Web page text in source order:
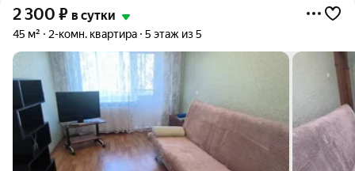
2 300 ₽ в сутки
45 м² 2-комн. квартира 5 этаж из 5